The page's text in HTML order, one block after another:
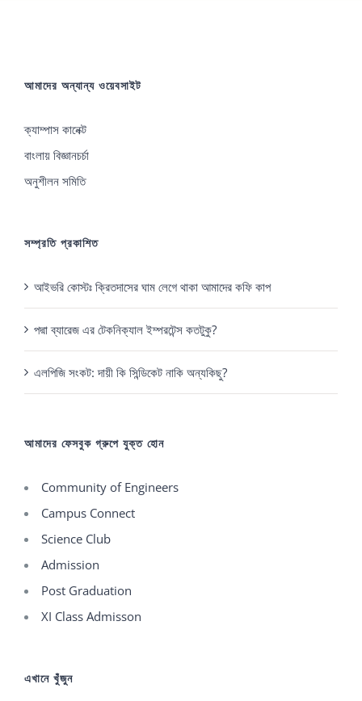
আমাদের অন্যান্য ওয়েবসাইট
ক্যাম্পাস কানেক্ট
বাংলায় বিজ্ঞানচর্চা
অনুশীলন সমিতি
সম্প্রতি প্রকাশিত
আইভরি কোস্টঃ ক্রিতদাসের ঘাম লেগে থাকা আমাদের কফি কাপ
পদ্মা ব্যারেজ এর টেকনিক্যাল ইম্পরটেন্স কতটুকু?
এলপিজি সংকট: দায়ী কি সিন্ডিকেট নাকি অন্যকিছু?
আমাদের ফেসবুক গ্রুপে যুক্ত হোন
Community of Engineers
Campus Connect
Science Club
Admission
Post Graduation
XI Class Admisson
এখানে খুঁজুন